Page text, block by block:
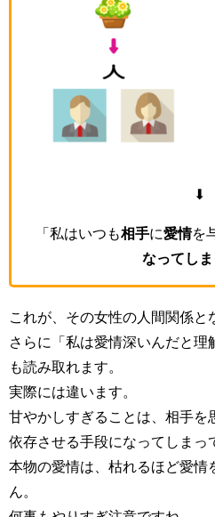
⬇
「私はいつも相手に愛情を
なってしま
これが、その女性の人間関係と
さらに「私は愛情深いんだと理
も読み取れます。
実際には違います。
甘やかしすぎることは、相手を
依存させる手段になってしまっ
本物の愛情は、枯れるほど愛情
ん。